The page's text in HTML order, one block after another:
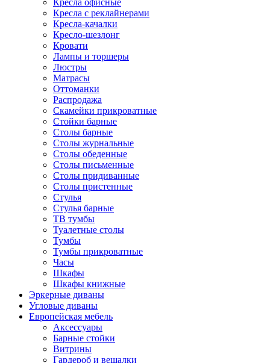
Кресла офисные
Кресла с реклайнерами
Кресла-качалки
Кресло-шезлонг
Кровати
Лампы и торшеры
Люстры
Матрасы
Оттоманки
Распродажа
Скамейки прикроватные
Стойки барные
Столы барные
Столы журнальные
Столы обеденные
Столы письменные
Столы придиванные
Столы пристенные
Стулья
Стулья барные
ТВ тумбы
Туалетные столы
Тумбы
Тумбы прикроватные
Часы
Шкафы
Шкафы книжные
Эркерные диваны
Угловые диваны
Европейская мебель
Аксессуары
Барные стойки
Витрины
Гардероб и вешалки